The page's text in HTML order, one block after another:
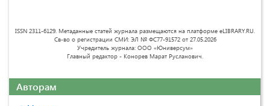
ISSN 2311-6129. Метаданные статей журнала размещаются на платформе eLIBRARY.RU.
Св-во о регистрации СМИ: ЭЛ № ФС77-91572 от 27.05.2026
Учредитель журнала: ООО «Юниверсум»
Главный редактор - Конорев Марат Русланович.
Авторам